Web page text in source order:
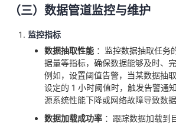
（三）数据管道监控与维护
监控指标
数据抽取性能 ：监控数据抽取任务
据量等指标，确保数据能够及时、
例如，设置阈值告警，当某数据抽
设定的 1 小时阈值时，触发告警通
源系统性能下降或网络故障导致数据
数据加载成功率 ：跟踪数据加载到